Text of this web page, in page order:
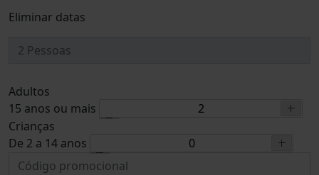
Eliminar datas
Adultos
15 anos ou mais
Crianças
De 2 a 14 anos